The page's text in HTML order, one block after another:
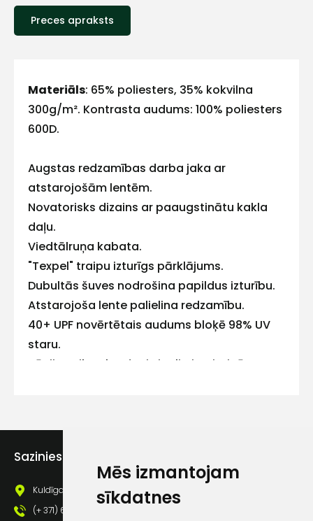
Mēs izmantojam
sīkdatnes
Preces apraksts
Materiāls: 65% poliesters, 35% kokvilna
300g/m². Kontrasta audums: 100% poliesters
600D.
Augstas redzamības darba jaka ar
atstarojošām lentēm.
Novatorisks dizains ar paaugstinātu kakla
daļu.
Viedtālruņa kabata.
"Texpel" traipu izturīgs pārklājums.
Dubultās šuves nodrošina papildus izturību.
Atstarojoša lente palielina redzamību.
40+ UPF novērtētais audums bloķē 98% UV
staru.
Rācijas cilpa, kas ļauj viegli piestiprināt
Sazinies ar mums
Kuldīgas iela 69a, Saldus, Saldus nov., LV - 3801
(+ 371) 63 881 186
Kontakttālrunis
Ziņojums